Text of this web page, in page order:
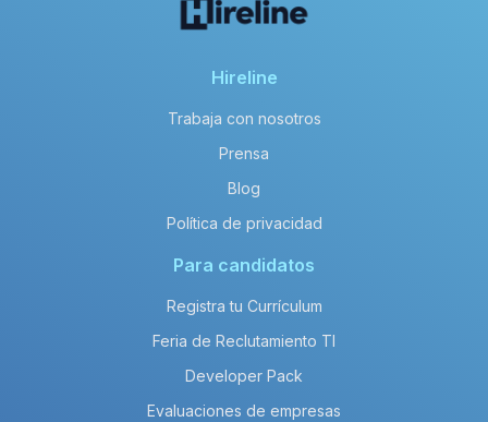
Hireline
Trabaja con nosotros
Prensa
Blog
Política de privacidad
Para candidatos
Registra tu Currículum
Feria de Reclutamiento TI
Developer Pack
Evaluaciones de empresas